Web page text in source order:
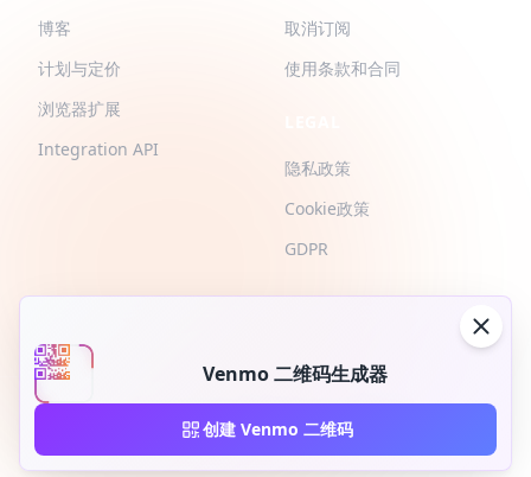
Venmo 二维码生成器
创建 Venmo 二维码
博客
计划与定价
浏览器扩展
Integration API
取消订阅
使用条款和合同
隐私政策
Cookie政策
GDPR
2026 © QR-Build. QR-Build. 版权所有